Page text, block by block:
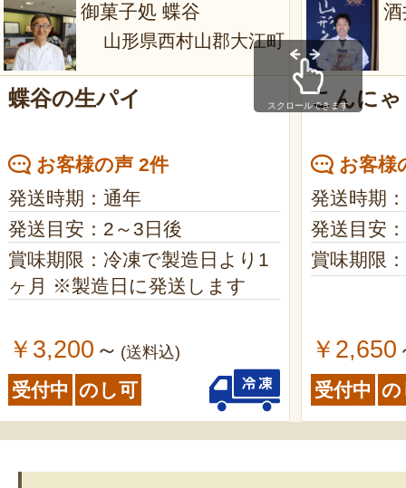
御菓子処 蝶谷
山形県西村山郡大江町
蝶谷の生パイ
お客様の声 2件
発送時期：通年
発送目安：2～3日後
賞味期限：冷凍で製造日より1
ヶ月 ※製造日に発送します
￥3,200 ～ (送料込)
受付中 のし可
こんに
お客様
発送時期
発送目安
賞味期限
￥2,650
受付中 の
スクロールできます